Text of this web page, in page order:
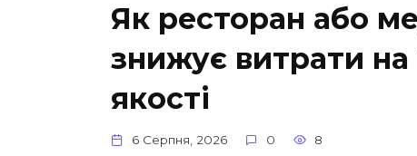
Як ресторан або
знижує витрати на
якості
6 Серпня, 2026 0 8